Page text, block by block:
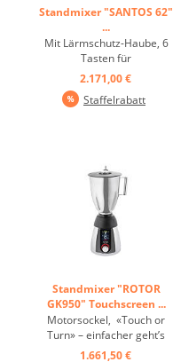
Standmixer "SANTOS 62"
...
Mit Lärmschutz-Haube, 6
Tasten für
Vorprogrammierung,
Menüanzeige ...
2.171,00 €
Staffelrabatt
Standmixer "ROTOR
GK950" Touchscreen ...
Motorsockel, «Touch or
Turn» – einfacher geht’s
nicht. Die Bedienung des
1.661,50 €